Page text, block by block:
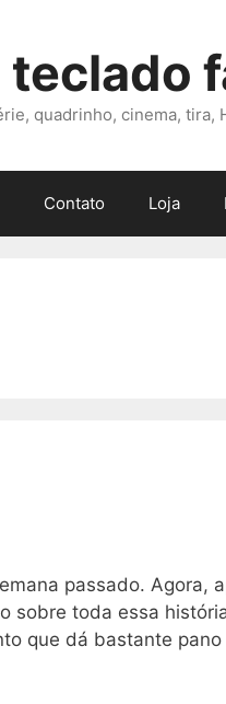
teclado
quadrinho, cinema, tira,
Contato Loja
passado. Agora,
sobre toda essa
que dá bastante pano